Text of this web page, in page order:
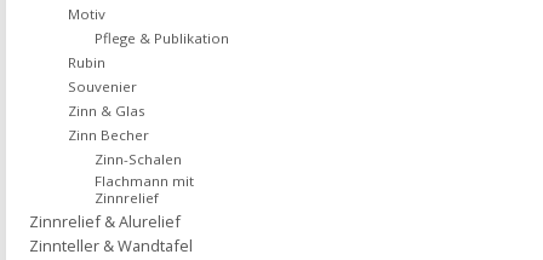
Motiv
Pflege & Publikation
Rubin
Souvenier
Zinn & Glas
Zinn Becher
Zinn-Schalen
Flachmann mit
Zinnrelief
Zinnrelief & Alurelief
Zinnteller & Wandtafel